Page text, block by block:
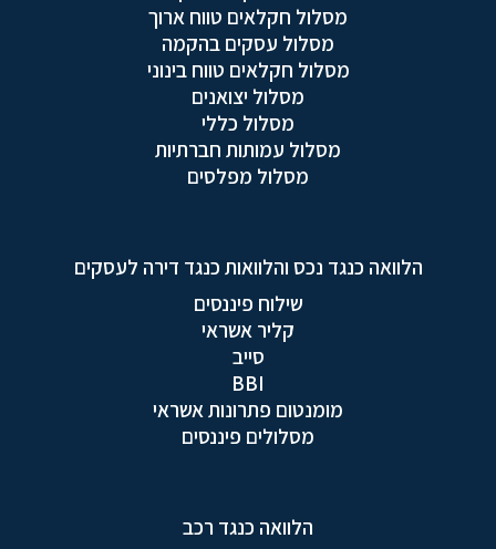
מסלול חקלאים טווח ארוך
מסלול עסקים בהקמה
מסלול חקלאים טווח בינוני
מסלול יצואנים
מסלול כללי
מסלול עמותות חברתיות
מסלול מפלסים
הלוואה כנגד נכס והלוואות כנגד דירה לעסקים
שילוח פיננסים
קליר אשראי
סייב
BBI
מומנטום פתרונות אשראי
מסלולים פיננסים
הלוואה כנגד רכב